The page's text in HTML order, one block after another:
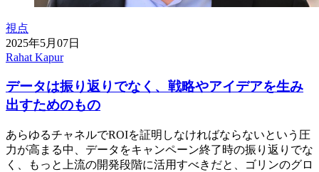
視点
2025年5月07日
Rahat Kapur
データは振り返りでなく、戦略やアイデアを生み
出すためのもの
あらゆるチャネルでROIを証明しなければならないという圧
力が高まる中、データをキャンペーン終了時の振り返りでな
く、もっと上流の開発段階に活用すべきだと、ゴリンのグロ